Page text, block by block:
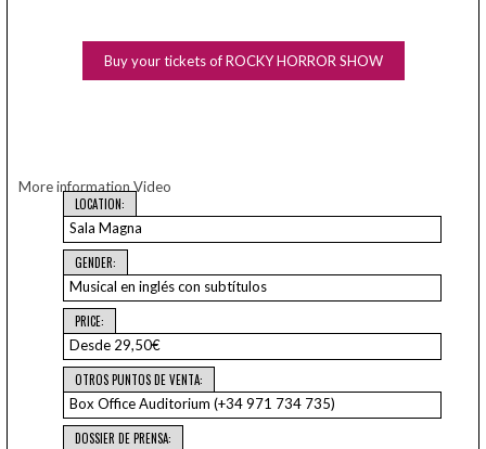
Buy your tickets of ROCKY HORROR SHOW
More information Video
LOCATION:
Sala Magna
GENDER:
Musical en inglés con subtítulos
PRICE:
Desde 29,50€
OTROS PUNTOS DE VENTA:
Box Office Auditorium (+34 971 734 735)
DOSSIER DE PRENSA: